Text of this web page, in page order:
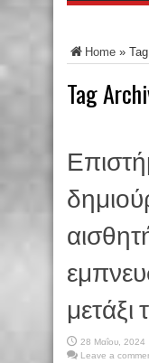
Home »
Tag
28 Μαΐου, 2024
Leave a